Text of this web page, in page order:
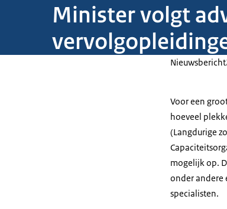
Minister volgt
Nieuwsbericht
Voor een
hoeveel
(Langdurige
mogelijk op.
onder andere
specialisten.